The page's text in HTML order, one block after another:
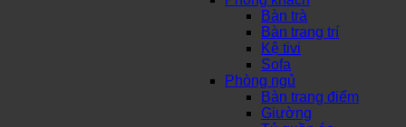
Bàn trà
Bàn trang trí
Kệ tivi
Sofa
Phòng ngủ
Bàn trang điểm
Giường